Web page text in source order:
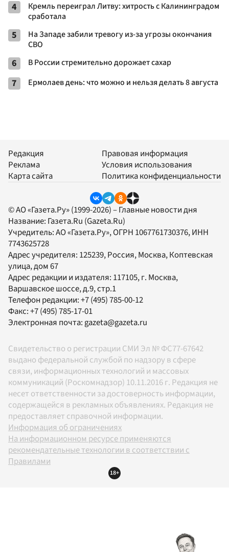
4
Кремль переиграл Литву: хитрость с Калининградом
сработала
5
На Западе забили тревогу из-за угрозы окончания
СВО
6 В России стремительно дорожает сахар
7 Ермолаев день: что можно и нельзя делать 8 августа
Редакция
Реклама
Карта сайта
Правовая информация
Условия использования
Политика конфиденциальности
© АО «Газета.Ру» (1999-2026) – Главные новости дня
Название: Газета.Ru (Gazeta.Ru)
Учредитель:АО «Газета.Ру», ОГРН 1067761730376, ИНН
7743625728
Адрес учредителя: 125239, Россия, Москва, Коптевская
улица, дом 67
Адрес редакции и издателя: 117105, г. Москва,
Варшавское шоссе, д.9, стр.1
Телефон редакции:+7 (495) 785-00-12
Факс:+7 (495) 785-17-01
Электронная почта:gazeta@gazeta.ru
Свидетельство о регистрации СМИ Эл № ФС77-67642
выдано федеральной службой по надзору в сфере
связи, информационных технологий и массовых
коммуникаций (Роскомнадзор) 10.11.2016 г. Редакция не
несет ответственности за достоверность информации,
содержащейся в рекламных объявлениях. Редакция не
предоставляет справочной информации.
Информация об ограничениях
На информационном ресурсе применяются
рекомендательные технологии в соответствии с
Правилами
18+